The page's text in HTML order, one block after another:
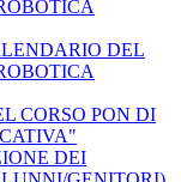
DEL
CORSO PON DI
DEI